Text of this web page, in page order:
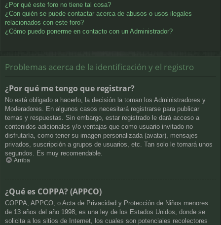
¿Por qué este foro no tiene tal cosa?
¿Con quién se puede contactar acerca de abusos o usos ilegales
relacionados con este foro?
¿Cómo puedo ponerme en contacto con un Administrador?
Problemas acerca de la identificación y el registro
¿Por qué me tengo que registrar?
No está obligado a hacerlo, la decisión la toman los Administradores y
Moderadores. En algunos casos necesitará registrarse para publicar
temas y respuestas. Sin embargo, estar registrado le dará acceso a
contenidos adicionales y/o ventajas que como usuario invitado no
disfrutaría, como tener su imagen personalizada (avatar), mensajes
privados, suscripción a grupos de usuarios, etc. Tan solo le tomará unos
segundos. Es muy recomendable.
Arriba
¿Qué es COPPA? (APPCO)
COPPA, APPCO, o Acta de Privacidad y Protección de Niños menores
de 13 años del año 1998, es una ley de los Estados Unidos, donde se
solicita a los sitios de Internet, los cuales son potenciales recolectores